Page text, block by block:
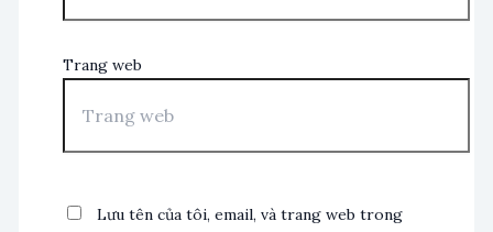
Trang web
Lưu tên của tôi, email, và trang web trong